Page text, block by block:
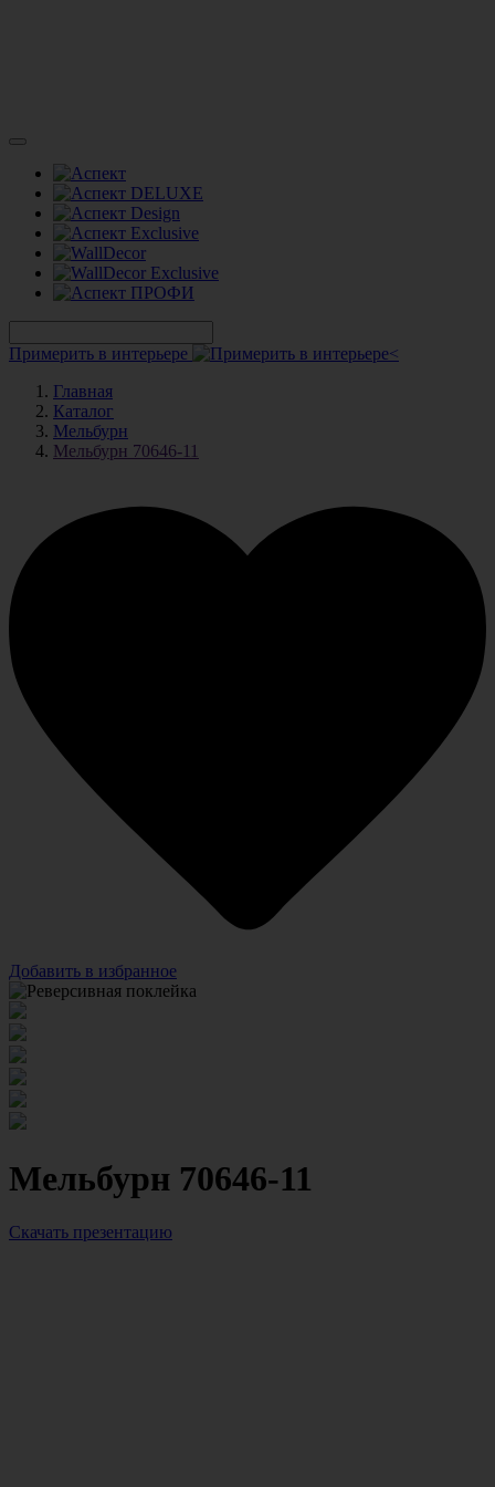
Примерить в интерьере
Главная
Каталог
Мельбурн
Мельбурн 70646-11
Добавить в избранное
Мельбурн 70646-11
Скачать презентацию